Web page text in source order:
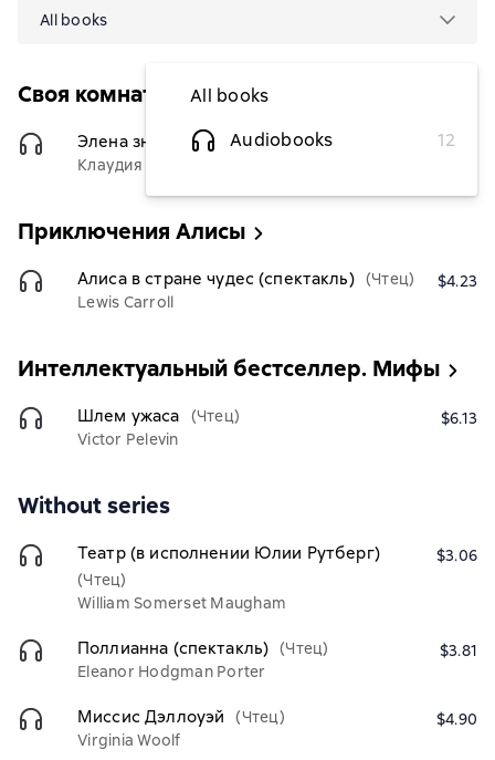
All books
All books
Audiobooks
12
Своя комната: судьбы женщин
Элена знает
(Чтец)
Клаудия Пиньейро
$6.13
Приключения Алисы
Алиса в стране чудес (спектакль) (Чтец)
Lewis Carroll
$4.23
Интеллектуальный бестселлер. Мифы
Шлем ужаса
(Чтец)
Victor Pelevin
$6.13
Without series
Театр (в исполнении Юлии Рутберг)
(Чтец)
William Somerset Maugham
$3.06
Поллианна (спектакль) (Чтец)
Eleanor Hodgman Porter
$3.81
Миссис Дэллоуэй
(Чтец)
Virginia Woolf
$4.90